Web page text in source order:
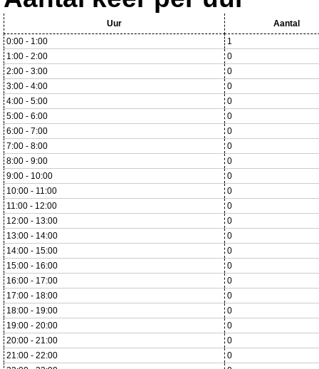
Uur
Aantal
0:00 - 1:00
1
1:00 - 2:00
0
2:00 - 3:00
0
3:00 - 4:00
0
4:00 - 5:00
0
5:00 - 6:00
0
6:00 - 7:00
0
7:00 - 8:00
0
8:00 - 9:00
0
9:00 - 10:00
0
10:00 - 11:00
0
11:00 - 12:00
0
12:00 - 13:00
0
13:00 - 14:00
0
14:00 - 15:00
0
15:00 - 16:00
0
16:00 - 17:00
0
17:00 - 18:00
0
18:00 - 19:00
0
19:00 - 20:00
0
20:00 - 21:00
0
21:00 - 22:00
0